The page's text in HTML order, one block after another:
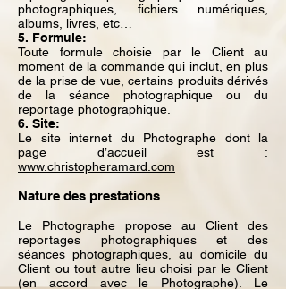
photographiques, fichiers numériques,
albums, livres, etc…
5. Formule:
Toute formule choisie par le Client au
moment de la commande qui inclut, en plus
de la prise de vue, certains produits dérivés
de la séance photographique ou du
reportage photographique.
6. Site:
Le site internet du Photographe dont la
page d’accueil est :
www.christopheramard.com
Nature des prestations
Le Photographe propose au Client des
reportages photographiques et des
séances photographiques, au domicile du
Client ou tout autre lieu choisi par le Client
(en accord avec le Photographe). Le